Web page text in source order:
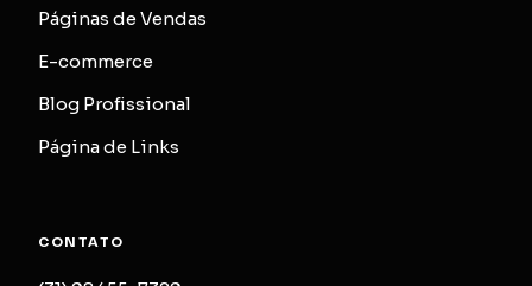
Páginas de Vendas
E-commerce
Blog Profissional
Página de Links
CONTATO